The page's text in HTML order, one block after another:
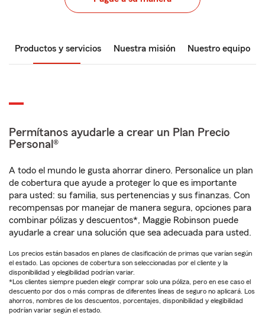
Productos y servicios Nuestra misión Nuestro equipo
Permítanos ayudarle a crear un Plan Precio
Personal®
A todo el mundo le gusta ahorrar dinero. Personalice un plan
de cobertura que ayude a proteger lo que es importante
para usted: su familia, sus pertenencias y sus finanzas. Con
recompensas por manejar de manera segura, opciones para
combinar pólizas y descuentos*, Maggie Robinson puede
ayudarle a crear una solución que sea adecuada para usted.
Los precios están basados en planes de clasificación de primas que varían según
el estado. Las opciones de cobertura son seleccionadas por el cliente y la
disponibilidad y elegibilidad podrían variar.
*Los clientes siempre pueden elegir comprar solo una póliza, pero en ese caso el
descuento por dos o más compras de diferentes líneas de seguro no aplicará. Los
ahorros, nombres de los descuentos, porcentajes, disponibilidad y elegibilidad
podrían variar según el estado.